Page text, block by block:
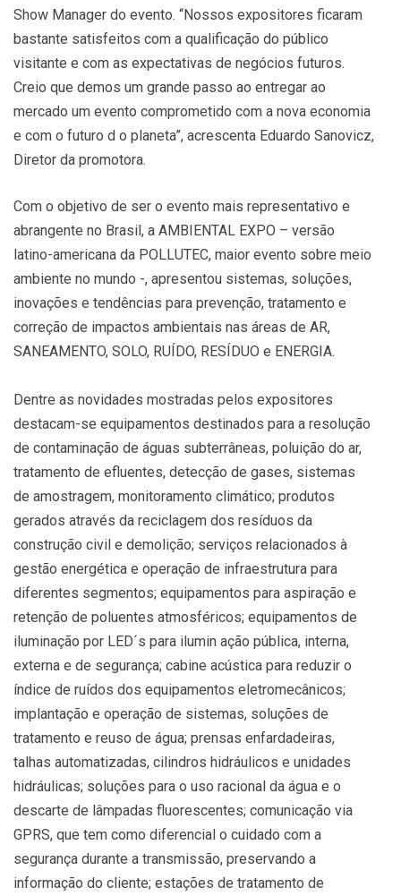
Show Manager do evento. “Nossos expositores ficaram
bastante satisfeitos com a qualificação do público
visitante e com as expectativas de negócios futuros.
Creio que demos um grande passo ao entregar ao
mercado um evento comprometido com a nova economia
e com o futuro d o planeta”, acrescenta Eduardo Sanovicz,
Diretor da promotora.
Com o objetivo de ser o evento mais representativo e
abrangente no Brasil, a AMBIENTAL EXPO – versão
latino-americana da POLLUTEC, maior evento sobre meio
ambiente no mundo -, apresentou sistemas, soluções,
inovações e tendências para prevenção, tratamento e
correção de impactos ambientais nas áreas de AR,
SANEAMENTO, SOLO, RUÍDO, RESÍDUO e ENERGIA.
Dentre as novidades mostradas pelos expositores
destacam-se equipamentos destinados para a resolução
de contaminação de águas subterrâneas, poluição do ar,
tratamento de efluentes, detecção de gases, sistemas
de amostragem, monitoramento climático; produtos
gerados através da reciclagem dos resíduos da
construção civil e demolição; serviços relacionados à
gestão energética e operação de infraestrutura para
diferentes segmentos; equipamentos para aspiração e
retenção de poluentes atmosféricos; equipamentos de
iluminação por LED´s para ilumin ação pública, interna,
externa e de segurança; cabine acústica para reduzir o
índice de ruídos dos equipamentos eletromecânicos;
implantação e operação de sistemas, soluções de
tratamento e reuso de água; prensas enfardadeiras,
talhas automatizadas, cilindros hidráulicos e unidades
hidráulicas; soluções para o uso racional da água e o
descarte de lâmpadas fluorescentes; comunicação via
GPRS, que tem como diferencial o cuidado com a
segurança durante a transmissão, preservando a
informação do cliente; estações de tratamento de